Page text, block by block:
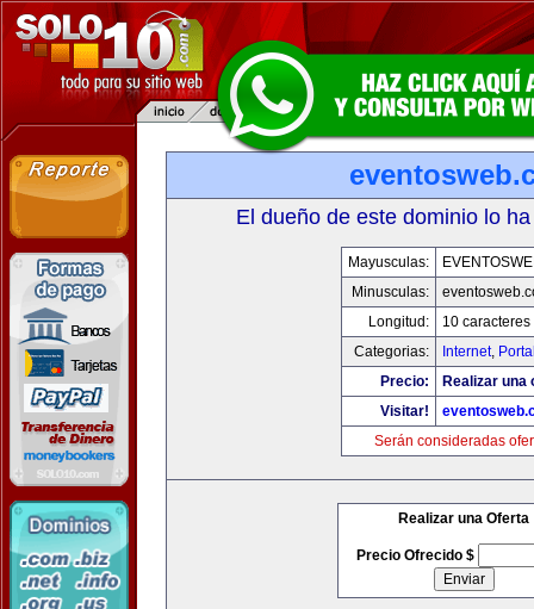
El dueño de este dominio lo
Mayusculas:
Minusculas:
Longitud:
10 caracteres
Categorias:
Internet,
Precio:
Realizar una
Visitar!
Serán consideradas
Realizar una Oferta
Precio Ofrecido $